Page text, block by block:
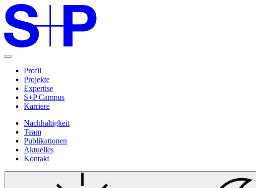
Profil
Projekte
Expertise
S+P Campus
Karriere
Nachhaltigkeit
Team
Publikationen
Aktuelles
Kontakt